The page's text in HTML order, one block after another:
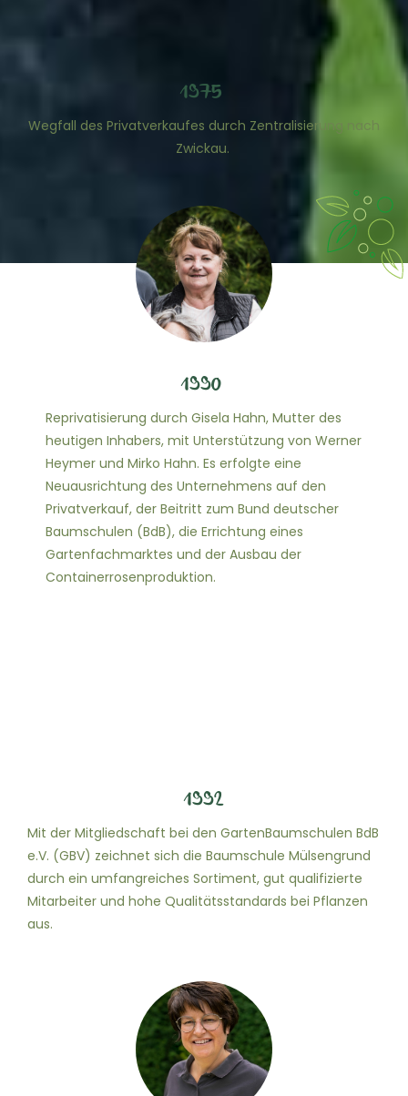
1975
Wegfall des Privatverkaufes durch Zentralisierung nach
Zwickau.
1990
Reprivatisierung durch Gisela Hahn, Mutter des
heutigen Inhabers, mit Unterstützung von Werner
Heymer und Mirko Hahn. Es erfolgte eine
Neuausrichtung des Unternehmens auf den
Privatverkauf, der Beitritt zum Bund deutscher
Baumschulen (BdB), die Errichtung eines
Gartenfachmarktes und der Ausbau der
Containerrosenproduktion.
1992
Mit der Mitgliedschaft bei den GartenBaumschulen BdB
e.V. (GBV) zeichnet sich die Baumschule Mülsengrund
durch ein umfangreiches Sortiment, gut qualifizierte
Mitarbeiter und hohe Qualitätsstandards bei Pflanzen
aus.